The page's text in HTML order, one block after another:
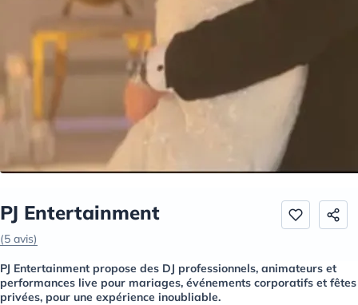
PJ Entertainment
(5 avis)
PJ Entertainment propose des DJ professionnels, animateurs et
performances live pour mariages, événements corporatifs et fêtes
privées, pour une expérience inoubliable.